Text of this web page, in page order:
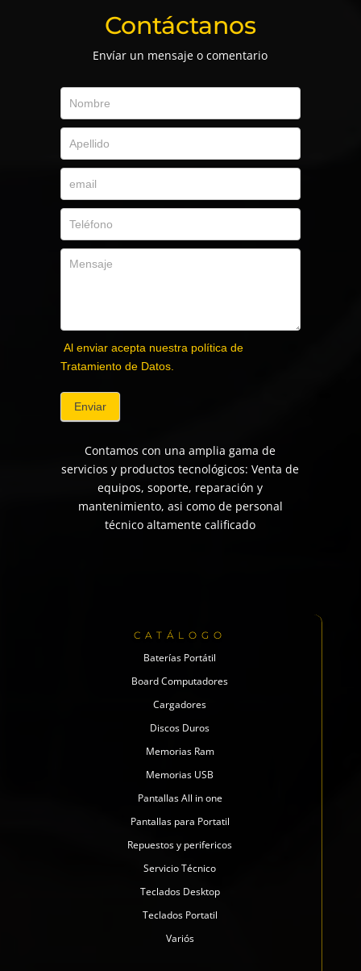
Contáctanos
Envíar un mensaje o comentario
Al enviar acepta nuestra política de
Tratamiento de Datos.
Enviar
Contamos con una amplia gama de
servicios y productos tecnológicos: Venta de
equipos, soporte, reparación y
mantenimiento, asi como de personal
técnico altamente calificado
CATÁLOGO
Baterías Portátil
Board Computadores
Cargadores
Discos Duros
Memorias Ram
Memorias USB
Pantallas All in one
Pantallas para Portatil
Repuestos y perifericos
Servicio Técnico
Teclados Desktop
Teclados Portatil
Variós